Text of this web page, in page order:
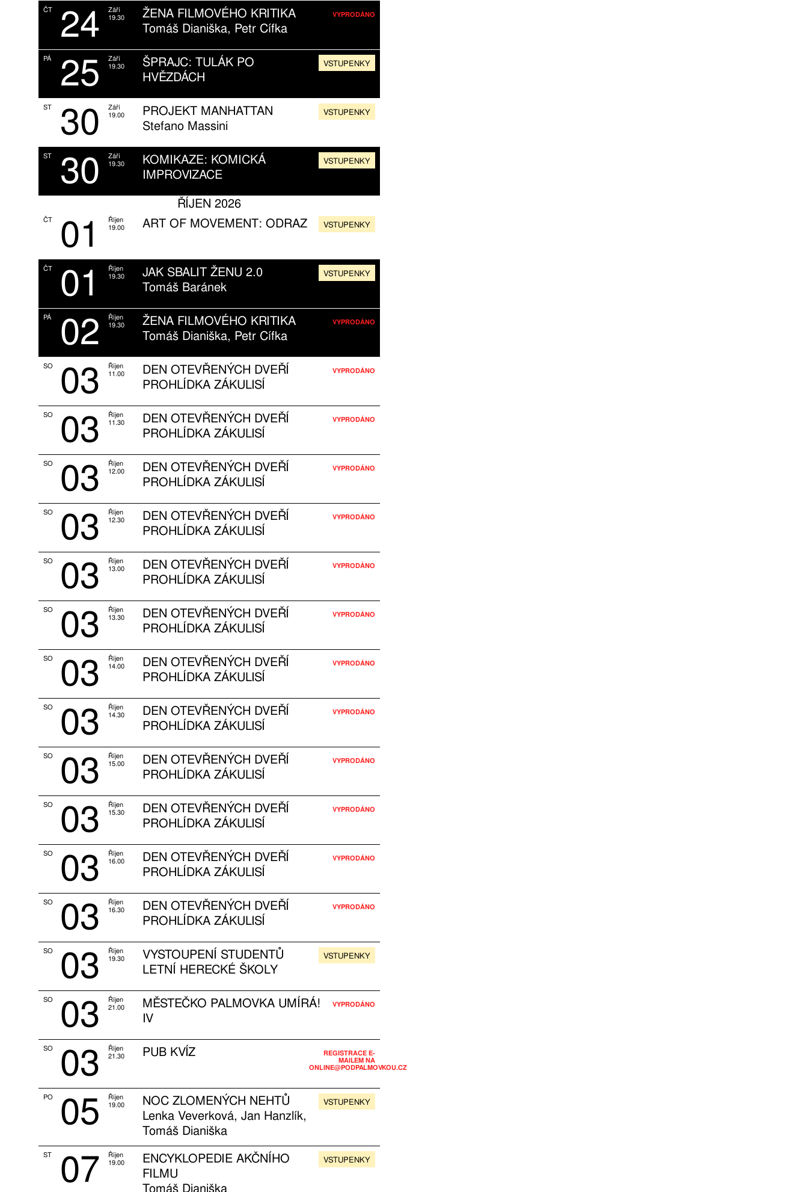
ČT 24
Září
19.30
ŽENA FILMOVÉHO KRITIKA
Tomáš Dianiška, Petr Cífka
VYPRODÁNO
PÁ 25
Září
19.30
ŠPRAJC: TULÁK PO
HVĚZDÁCH
VSTUPENKY
ST 30
Září
19.00
PROJEKT MANHATTAN
Stefano Massini
VSTUPENKY
ST 30
Září
19.30
KOMIKAZE: KOMICKÁ
IMPROVIZACE
VSTUPENKY
ŘÍJEN 2026
ČT 01
Říjen
19.00
ART OF MOVEMENT: ODRAZ VSTUPENKY
ČT 01
Říjen
19.30
JAK SBALIT ŽENU 2.0
Tomáš Baránek
VSTUPENKY
PÁ 02
Říjen
19.30
ŽENA FILMOVÉHO KRITIKA
Tomáš Dianiška, Petr Cífka
VYPRODÁNO
SO 03
Říjen
11.00
DEN OTEVŘENÝCH DVEŘÍ
PROHLÍDKA ZÁKULISÍ
VYPRODÁNO
SO 03
Říjen
11.30
DEN OTEVŘENÝCH DVEŘÍ
PROHLÍDKA ZÁKULISÍ
VYPRODÁNO
SO 03
Říjen
12.00
DEN OTEVŘENÝCH DVEŘÍ
PROHLÍDKA ZÁKULISÍ
VYPRODÁNO
SO 03
Říjen
12.30
DEN OTEVŘENÝCH DVEŘÍ
PROHLÍDKA ZÁKULISÍ
VYPRODÁNO
SO 03
Říjen
13.00
DEN OTEVŘENÝCH DVEŘÍ
PROHLÍDKA ZÁKULISÍ
VYPRODÁNO
SO 03
Říjen
13.30
DEN OTEVŘENÝCH DVEŘÍ
PROHLÍDKA ZÁKULISÍ
VYPRODÁNO
SO 03
Říjen
14.00
DEN OTEVŘENÝCH DVEŘÍ
PROHLÍDKA ZÁKULISÍ
VYPRODÁNO
SO 03
Říjen
14.30
DEN OTEVŘENÝCH DVEŘÍ
PROHLÍDKA ZÁKULISÍ
VYPRODÁNO
SO 03
Říjen
15.00
DEN OTEVŘENÝCH DVEŘÍ
PROHLÍDKA ZÁKULISÍ
VYPRODÁNO
SO 03
Říjen
15.30
DEN OTEVŘENÝCH DVEŘÍ
PROHLÍDKA ZÁKULISÍ
VYPRODÁNO
SO 03
Říjen
16.00
DEN OTEVŘENÝCH DVEŘÍ
PROHLÍDKA ZÁKULISÍ
VYPRODÁNO
SO 03
Říjen
16.30
DEN OTEVŘENÝCH DVEŘÍ
PROHLÍDKA ZÁKULISÍ
VYPRODÁNO
SO 03
Říjen
19.30
VYSTOUPENÍ STUDENTŮ
LETNÍ HERECKÉ ŠKOLY
VSTUPENKY
SO 03
Říjen
21.00
MĚSTEČKO PALMOVKA UMÍRÁ!
IV
VYPRODÁNO
SO 03
Říjen
21.30
PUB KVÍZ
REGISTRACE E-
MAILEM NA
ONLINE@PODPALMOVKOU.CZ
PO 05
Říjen
19.00
NOC ZLOMENÝCH NEHTŮ
Lenka Veverková, Jan Hanzlík,
Tomáš Dianiška
VSTUPENKY
ST 07
Říjen
19.00
ENCYKLOPEDIE AKČNÍHO
FILMU
Tomáš Dianiška
VSTUPENKY